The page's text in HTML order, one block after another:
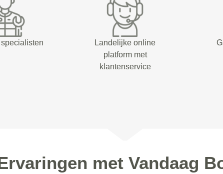
Landelijke online
platform met
klantenservice
met Vandaag